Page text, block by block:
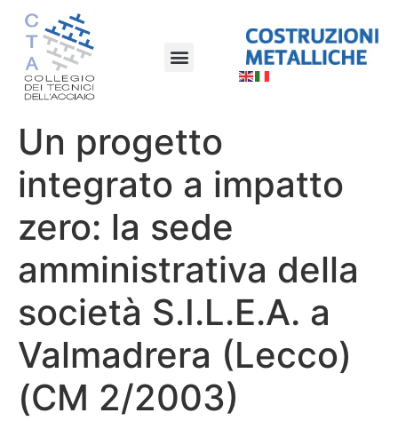
Un progetto
integrato a impatto
zero: la sede
amministrativa della
società S.I.L.E.A. a
Valmadrera (Lecco)
(CM 2/2003)